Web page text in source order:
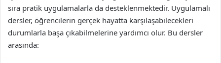
sıra pratik uygulamalarla da desteklenmektedir. Uygulamalı
dersler, öğrencilerin gerçek hayatta karşılaşabilecekleri
durumlarla başa çıkabilmelerine yardımcı olur. Bu dersler
arasında: